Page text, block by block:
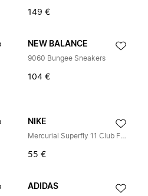
149 €
NEW BALANCE
9060 Bungee Sneakers
104 €
NIKE
Mercurial Superfly 11 Club FG/MG
55 €
ADIDAS